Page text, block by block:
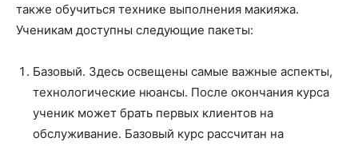
также обучиться технике выполнения макияжа.
Ученикам доступны следующие пакеты:
Базовый. Здесь освещены самые важные аспекты,
технологические нюансы. После окончания курса
ученик может брать первых клиентов на
обслуживание. Базовый курс рассчитан на